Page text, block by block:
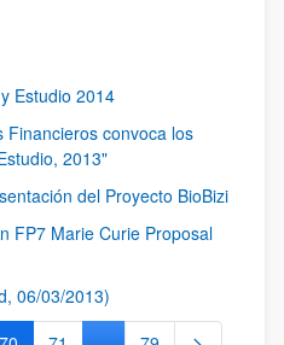
Estudio 2014
Financieros convoca los
2013"
del Proyecto BioBizi
FP7 Marie Curie Proposal
06/03/2013)